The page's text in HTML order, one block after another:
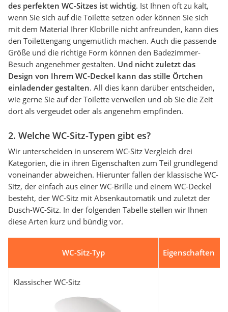
des perfekten WC-Sitzes ist wichtig. Ist Ihnen oft zu kalt,
wenn Sie sich auf die Toilette setzen oder können Sie sich
mit dem Material Ihrer Klobrille nicht anfreunden, kann dies
den Toilettengang ungemütlich machen. Auch die passende
Größe und die richtige Form können den Badezimmer-
Besuch angenehmer gestalten. Und nicht zuletzt das
Design von Ihrem WC-Deckel kann das stille Örtchen
einladender gestalten. All dies kann darüber entscheiden,
wie gerne Sie auf der Toilette verweilen und ob Sie die Zeit
dort als vergeudet oder als angenehm empfinden.
2. Welche WC-Sitz-Typen gibt es?
Wir unterscheiden in unserem WC-Sitz Vergleich drei
Kategorien, die in ihren Eigenschaften zum Teil grundlegend
voneinander abweichen. Hierunter fallen der klassische WC-
Sitz, der einfach aus einer WC-Brille und einem WC-Deckel
besteht, der WC-Sitz mit Absenkautomatik und zuletzt der
Dusch-WC-Sitz. In der folgenden Tabelle stellen wir Ihnen
diese Arten kurz und bündig vor.
WC-Sitz-Typ Eigenschaften
Klassischer WC-Sitz